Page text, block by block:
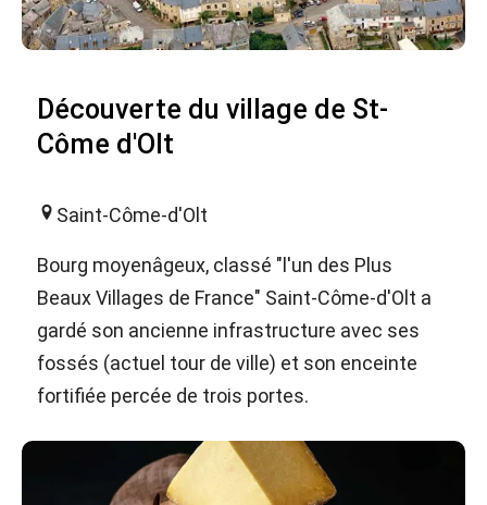
Découverte du village de St-
Côme d'Olt
Saint-Côme-d'Olt
Bourg moyenâgeux, classé "l'un des Plus
Beaux Villages de France" Saint-Côme-d'Olt a
gardé son ancienne infrastructure avec ses
fossés (actuel tour de ville) et son enceinte
fortifiée percée de trois portes.